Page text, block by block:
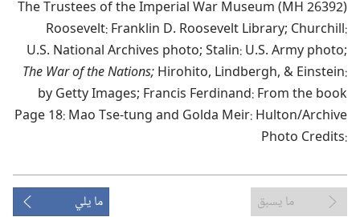
:‏n‏i‏e‏t‏s‏n‏i‏E‏ ‏&‏ ‎,‏h‏g‏r‏e‏b‏d‏n‏i‏L‏ ‎,‏o‏t‏i‏h‏o‏r‏i‏H‏ ‏
‏;‏
s
n
o
i
t
a
N
e
h
t
‏ ‏
f
o
‏ ‏
r
a
W
e
h
T
:‏s‏t‏i‏d‏e‏r‏C‏ ‏o‏t‏o‏h‏P‏
ما يسبق ما يلي